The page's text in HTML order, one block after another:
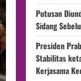
Putusan
Sidang
Presiden
Stabilitas
Kerjasama